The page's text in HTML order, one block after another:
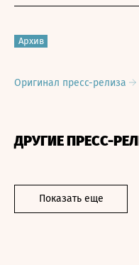
Архив
Оригинал пресс-релиза
ДРУГИЕ ПРЕСС-
Показать еще